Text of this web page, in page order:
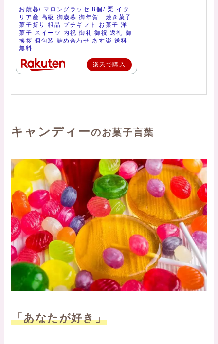
お歳暮/ マロングラッセ 8個/ 栗 イタ
リア産 高級 御歳暮 御年賀 焼き菓子
菓子折り 粗品 プチギフト お菓子 洋
菓子 スイーツ 内祝 御礼 御祝 返礼 御
挨拶 個包装 詰め合わせ あす楽 送料
無料
楽天で購入
キャンディーのお菓子言葉
「あなたが好き」